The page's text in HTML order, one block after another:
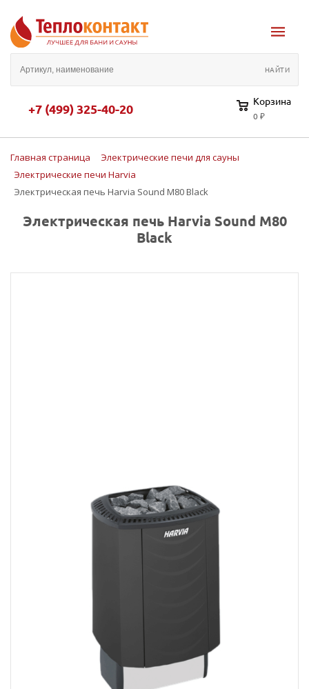
+7 (499) 325-40-20 Корзина
0 ₽
Главная страница
Электрические печи для сауны
Электрические печи Harvia
Электрическая печь Harvia Sound M80 Black
Электрическая печь Harvia Sound M80
Black